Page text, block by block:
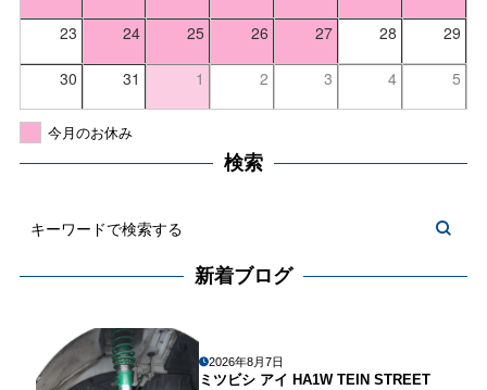
23 24 25 26 27 28 29
30 31 1 2 3 4 5
今月のお休み
検索
新着ブログ
2026年8月7日
ミツビシ アイ HA1W TEIN STREET